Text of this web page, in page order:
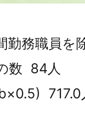
勤務職員を
数 84人
717.0